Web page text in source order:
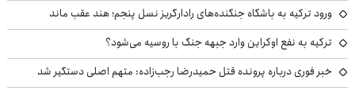
ورود ترکیه به باشگاه جنگنده‌های رادارگریز نسل پنجم؛ هند عقب ماند
ترکیه به نفع اوکراین وارد جبهه جنگ با روسیه می‌شود؟
خبر فوری درباره پرونده قتل حمیدرضا رجب‌زاده: متهم اصلی دستگیر شد